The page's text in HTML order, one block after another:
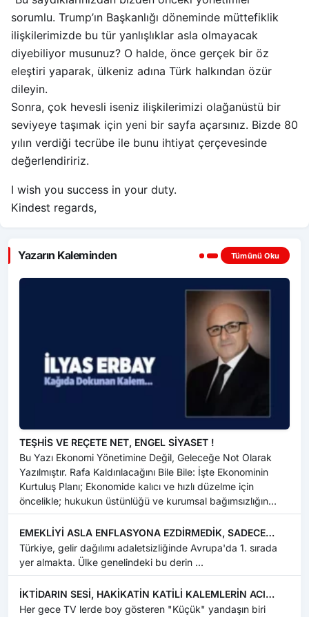
sorumlu. Trump’ın Başkanlığı döneminde müttefiklik
ilişkilerimizde bu tür yanlışlıklar asla olmayacak
diyebiliyor musunuz? O halde, önce gerçek bir öz
eleştiri yaparak, ülkeniz adına Türk halkından özür
dileyin.
Sonra, çok hevesli iseniz ilişkilerimizi olağanüstü bir
seviyeye taşımak için yeni bir sayfa açarsınız. Bizde 80
yılın verdiği tecrübe ile bunu ihtiyat çerçevesinde
değerlendiririz.
I wish you success in your duty.
Kindest regards,
Yazarın Kaleminden Tümünü Oku
TEŞHİS VE REÇETE NET, ENGEL SİYASET !
Bu Yazı Ekonomi Yönetimine Değil, Geleceğe Not Olarak
Yazılmıştır. Rafa Kaldırılacağını Bile Bile: İşte Ekonominin
Kurtuluş Planı; Ekonomide kalıcı ve hızlı düzelme için
öncelikle; hukukun üstünlüğü ve kurumsal bağımsızlığın
güvence altın...
EMEKLİYİ ASLA ENFLASYONA EZDİRMEDİK, SADECE
ÜZERİNDEN SİLİNDİRLE GEÇTİK !
Türkiye, gelir dağılımı adaletsizliğinde Avrupa'da 1. sırada
yer almakta. Ülke genelindeki bu derin ...
İKTİDARIN SESİ, HAKİKATİN KATİLİ KALEMLERİN ACI
SONU !
Her gece TV lerde boy gösteren "Küçük" yandaşın biri